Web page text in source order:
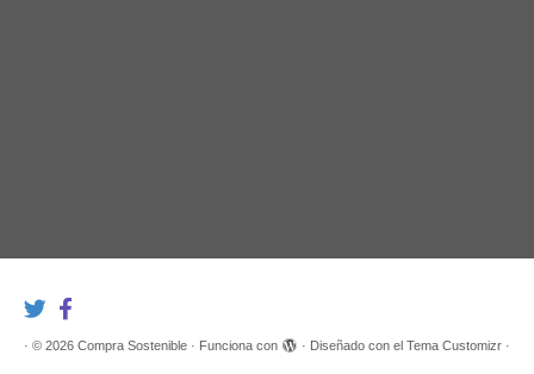
· © 2026 Compra Sostenible · Funciona con · Diseñado con el Tema Customizr ·